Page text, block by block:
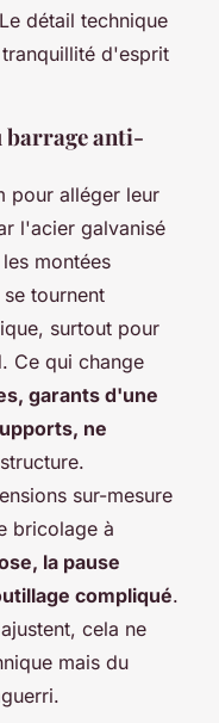
détail technique
d'esprit
barrage anti-
pour alléger leur
l'acier galvanisé
montées
tournent
surtout pour
Ce qui change
garants d'une
ne
sur-mesure
bricolage à
la pause
compliqué.
cela ne
mais du